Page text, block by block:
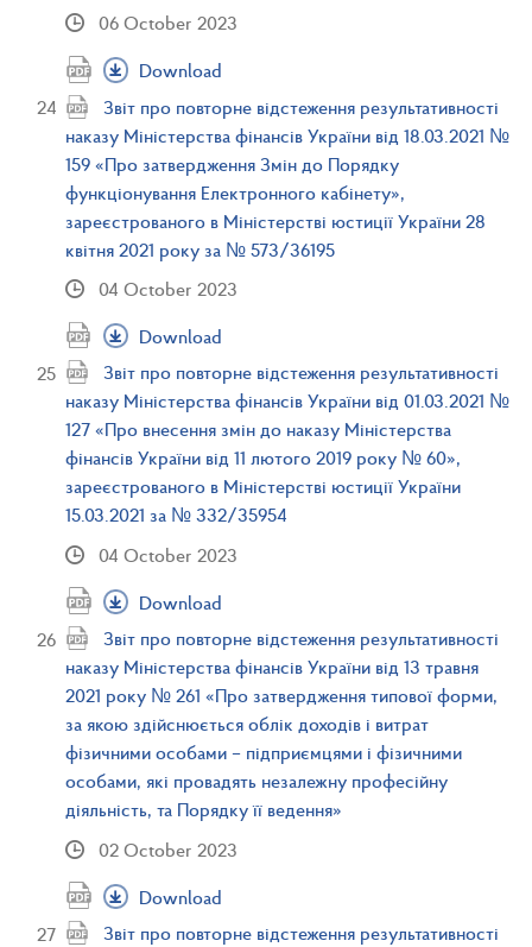
06 October 2023
Download
Звіт про повторне відстеження результативності
наказу Міністерства фінансів України від 18.03.2021 №
159 «Про затвердження Змін до Порядку
функціонування Електронного кабінету»,
зареєстрованого в Міністерстві юстиції України 28
квітня 2021 року за № 573/36195
04 October 2023
Download
Звіт про повторне відстеження результативності
наказу Міністерства фінансів України від 01.03.2021 №
127 «Про внесення змін до наказу Міністерства
фінансів України від 11 лютого 2019 року № 60»,
зареєстрованого в Міністерстві юстиції України
15.03.2021 за № 332/35954
04 October 2023
Download
Звіт про повторне відстеження результативності
наказу Міністерства фінансів України від 13 травня
2021 року № 261 «Про затвердження типової форми,
за якою здійснюється облік доходів і витрат
фізичними особами – підприємцями і фізичними
особами, які провадять незалежну професійну
діяльність, та Порядку її ведення»
02 October 2023
Download
Звіт про повторне відстеження результативності